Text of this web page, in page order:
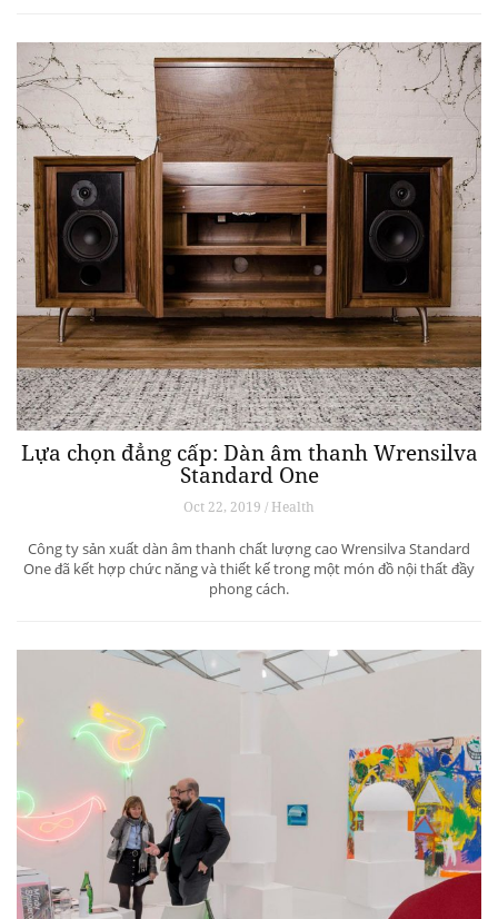
Lựa chọn đẳng cấp: Dàn âm thanh Wrensilva
Standard One
Oct 22, 2019 / Health
Công ty sản xuất dàn âm thanh chất lượng cao Wrensilva Standard
One đã kết hợp chức năng và thiết kế trong một món đồ nội thất đầy
phong cách.